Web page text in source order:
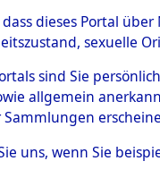
dieses Portal
sexuelle
sind Sie
allgemein
uns, wenn Sie